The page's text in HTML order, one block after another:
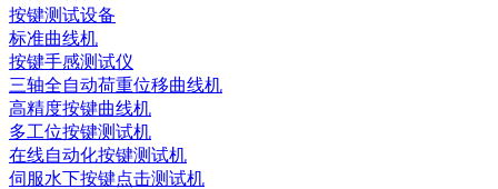
按键测试设备
标准曲线机
按键手感测试仪
三轴全自动荷重位移曲线机
高精度按键曲线机
多工位按键测试机
在线自动化按键测试机
伺服水下按键点击测试机